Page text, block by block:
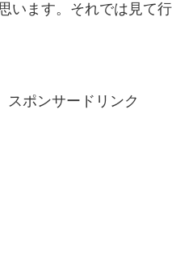
います。それでは見て
スポンサードリンク